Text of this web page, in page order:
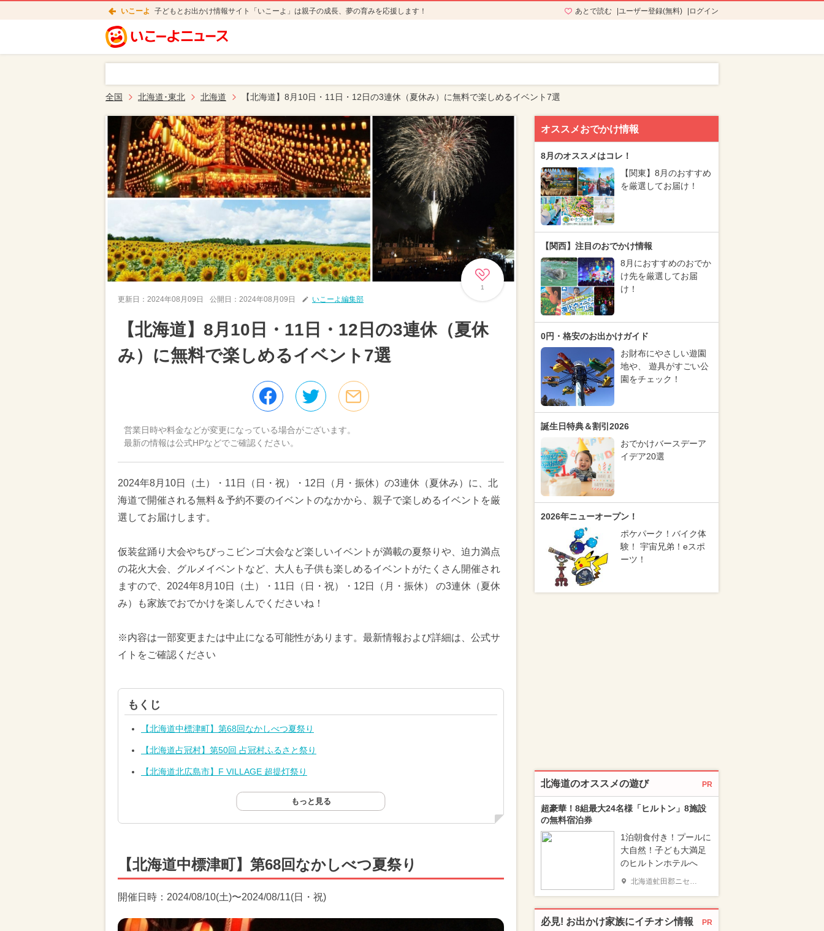
いこーよ 子どもとお出かけ情報サイト「いこーよ」は親子の成長、夢の育みを応援します！ あとで読む ユーザー登録(無料) ログイン
全国 北海道･東北 北海道 【北海道】8月10日・11日・12日の3連休（夏休み）に無料で楽しめるイベント7選
1
更新日： 2024年08月09日 公開日： 2024年08月09日 いこーよ編集部
【北海道】8月10日・11日・12日の3連休（夏休
み）に無料で楽しめるイベント7選
営業日時や料金などが変更になっている場合がございます。
最新の情報は公式HPなどでご確認ください。
2024年8月10日（土）・11日（日・祝）・12日（月・振休）の3連休（夏休み）に、北
海道で開催される無料＆予約不要のイベントのなかから、親子で楽しめるイベントを厳
選してお届けします。
仮装盆踊り大会やちびっこビンゴ大会など楽しいイベントが満載の夏祭りや、迫力満点
の花火大会、グルメイベントなど、大人も子供も楽しめるイベントがたくさん開催され
ますので、2024年8月10日（土）・11日（日・祝）・12日（月・振休） の3連休（夏休
み）も家族でおでかけを楽しんでくださいね！
※内容は一部変更または中止になる可能性があります。最新情報および詳細は、公式サ
イトをご確認ください
もくじ
【北海道中標津町】第68回なかしべつ夏祭り
【北海道占冠村】第50回 占冠村ふるさと祭り
【北海道北広島市】F VILLAGE 超提灯祭り
もっと見る
【北海道中標津町】第68回なかしべつ夏祭り
開催日時：2024/08/10(土)〜2024/08/11(日・祝)
オススメおでかけ情報
8月のオススメはコレ！
【関東】8月のおすすめ
を厳選してお届け！
【関西】注目のおでかけ情報
8月におすすめのおでか
け先を厳選してお届
け！
0円・格安のお出かけガイド
お財布にやさしい遊園
地や、 遊具がすごい公
園をチェック！
誕生日特典＆割引2026
おでかけバースデーア
イデア20選
2026年ニューオープン！
ポケパーク！バイク体
験！ 宇宙兄弟！eスポ
ーツ！
北海道のオススメの遊び PR
超豪華！8組最大24名様「ヒルトン」8施設
の無料宿泊券
1泊朝食付き！プールに
大自然！子ども大満足
のヒルトンホテルへ
北海道虻田郡ニセコ町
必見! お出かけ家族にイチオシ情報 PR